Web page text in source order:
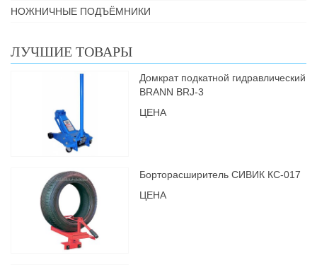
НОЖНИЧНЫЕ ПОДЪЁМНИКИ
ЛУЧШИЕ ТОВАРЫ
Домкрат подкатной гидравлический
BRANN BRJ-3
ЦЕНА
Борторасширитель СИВИК КС-017
ЦЕНА